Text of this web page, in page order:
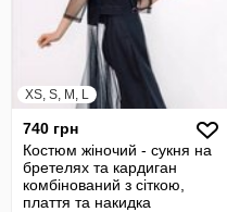
XS, S, M, L
740 грн
Костюм жіночий - сукня на
бретелях та кардиган
комбінований з сіткою,
плаття та накидка